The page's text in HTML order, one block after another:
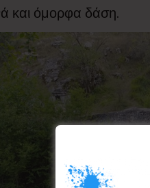
και όμορφα δάση.